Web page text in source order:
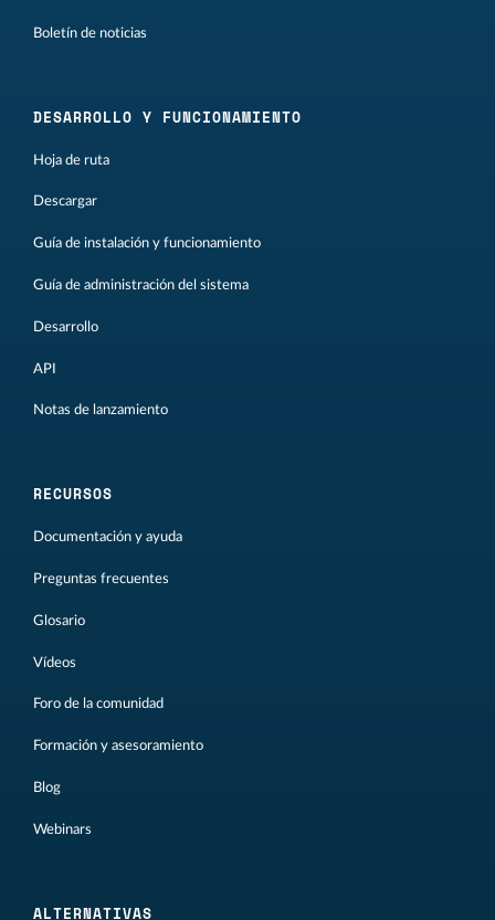
Boletín de noticias
DESARROLLO Y FUNCIONAMIENTO
Hoja de ruta
Descargar
Guía de instalación y funcionamiento
Guía de administración del sistema
Desarrollo
API
Notas de lanzamiento
RECURSOS
Documentación y ayuda
Preguntas frecuentes
Glosario
Vídeos
Foro de la comunidad
Formación y asesoramiento
Blog
Webinars
ALTERNATIVAS